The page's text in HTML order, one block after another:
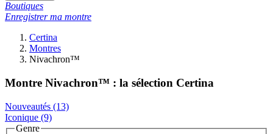
Boutiques
Enregistrer ma montre
Certina
Montres
Nivachron™
Montre Nivachron™ : la sélection Certina
Nouveautés (13)
Iconique (9)
Genre